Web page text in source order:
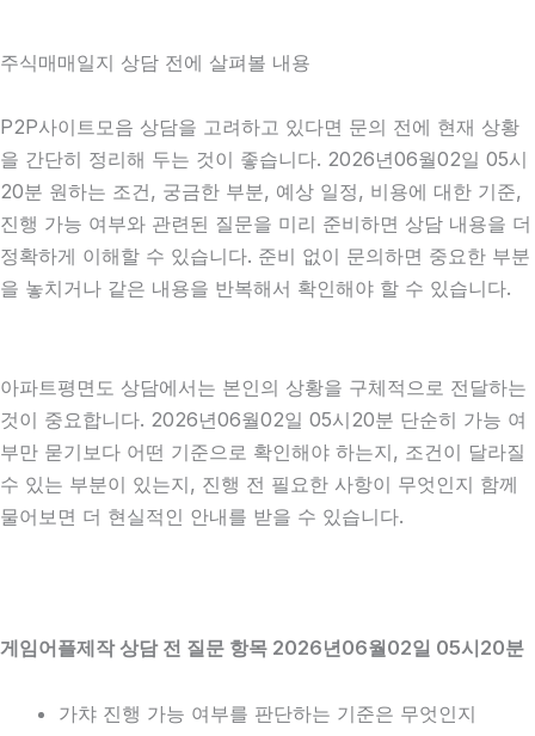
주식매매일지 상담 전에 살펴볼 내용
P2P사이트모음 상담을 고려하고 있다면 문의 전에 현재 상황
을 간단히 정리해 두는 것이 좋습니다. 2026년06월02일 05시
20분 원하는 조건, 궁금한 부분, 예상 일정, 비용에 대한 기준,
진행 가능 여부와 관련된 질문을 미리 준비하면 상담 내용을 더
정확하게 이해할 수 있습니다. 준비 없이 문의하면 중요한 부분
을 놓치거나 같은 내용을 반복해서 확인해야 할 수 있습니다.
아파트평면도 상담에서는 본인의 상황을 구체적으로 전달하는
것이 중요합니다. 2026년06월02일 05시20분 단순히 가능 여
부만 묻기보다 어떤 기준으로 확인해야 하는지, 조건이 달라질
수 있는 부분이 있는지, 진행 전 필요한 사항이 무엇인지 함께
물어보면 더 현실적인 안내를 받을 수 있습니다.
게임어플제작 상담 전 질문 항목 2026년06월02일 05시20분
가챠 진행 가능 여부를 판단하는 기준은 무엇인지